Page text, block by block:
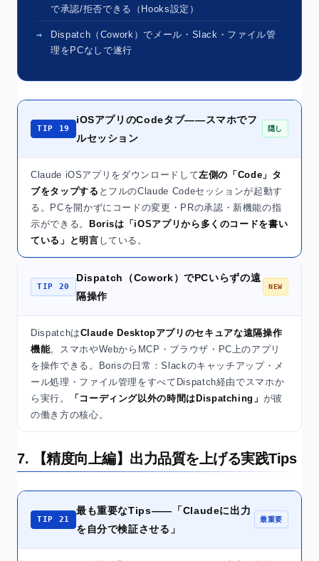
で承認/拒否できる（Hooks設定）
Dispatch（Cowork）でメール・Slack・ファイル管
理をPCなしで遂行
TIP 19
iOSアプリのCodeタブ——スマホでフ
ルセッション
隠し
Claude iOSアプリをダウンロードして左側の「Code」タ
ブをタップする とフルのClaude Codeセッションが起動す
る。PCを開かずにコードの変更・PRの承認・新機能の指
示ができる。 Borisは「iOSアプリから多くのコードを書い
ている」と明言 している。
TIP 20
Dispatch（Cowork）でPCいらずの遠
隔操作
NEW
DispatchはClaude Desktopアプリのセキュアな遠隔操作
機能。スマホやWebからMCP・ブラウザ・PC上のアプリ
を操作できる。Borisの日常：Slackのキャッチアップ・メ
ール処理・ファイル管理をすべてDispatch経由でスマホか
ら実行。
「コーディング以外の時間はDispatching」 が彼
の働き方の核心。
7. 【精度向上編】出力品質を上げる実践Tips
TIP 21
最も重要なTips——「Claudeに出力
を自分で検証させる」
最重要